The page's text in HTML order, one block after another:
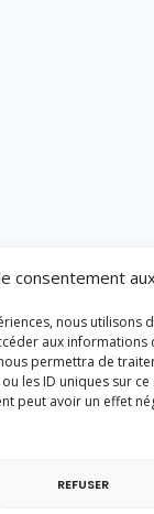
consentement
nous utilisons
aux informations
permettra de
les ID uniques sur
peut avoir un effet
REFUSER